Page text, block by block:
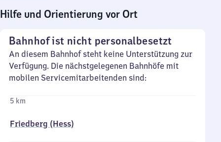
Hilfe und Orientierung vor Ort
Bahnhof ist nicht personalbesetzt
An diesem Bahnhof steht keine Unterstützung zur
Verfügung. Die nächstgelegenen Bahnhöfe mit
mobilen Servicemitarbeitenden sind:
5 km
Friedberg (Hess)